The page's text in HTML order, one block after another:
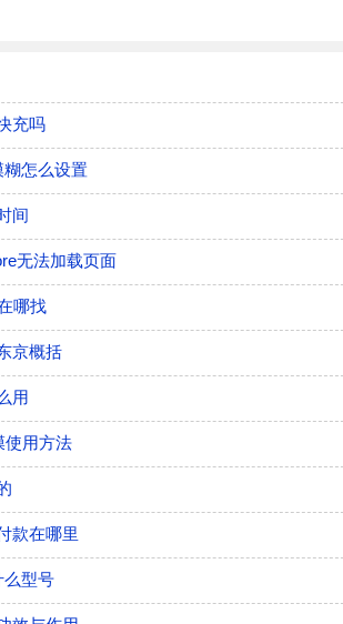
充吗
怎么设置
间
无法加载页面
哪找
京概括
用
使用方法
款在哪里
么型号